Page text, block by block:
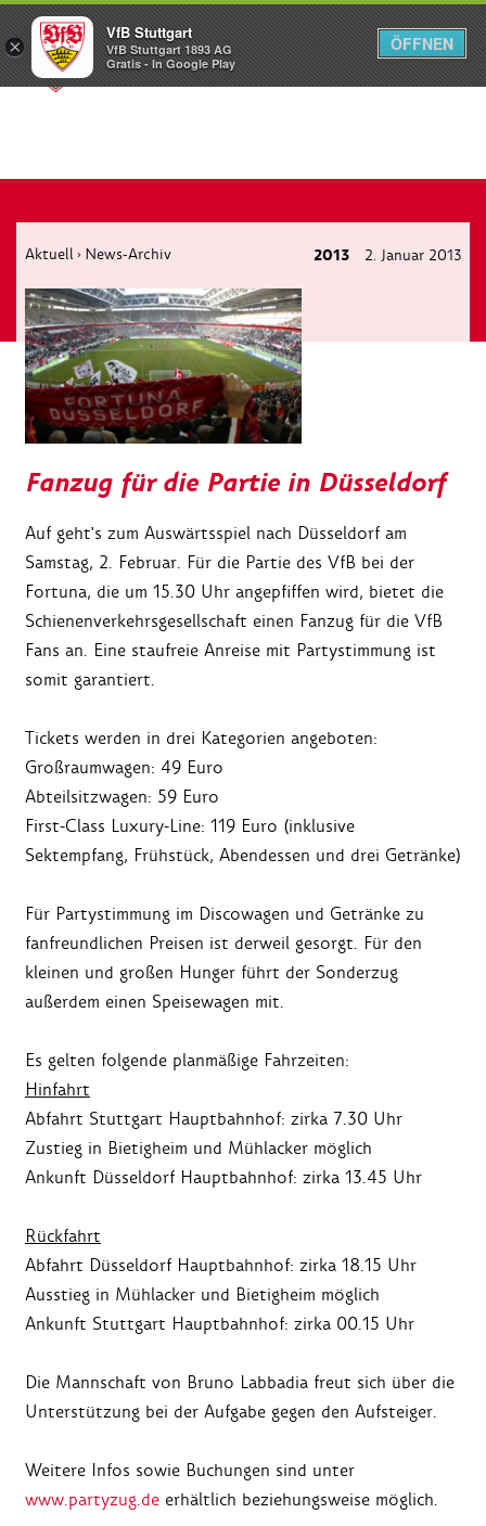
Menü
Aktuell › News-Archiv 2013 2. Januar 2013
Fanzug für die Partie in Düsseldorf
Auf geht's zum Auswärtsspiel nach Düsseldorf am
Samstag, 2. Februar. Für die Partie des VfB bei der
Fortuna, die um 15.30 Uhr angepfiffen wird, bietet die
Schienenverkehrsgesellschaft einen Fanzug für die VfB
Fans an. Eine staufreie Anreise mit Partystimmung ist
somit garantiert.
Tickets werden in drei Kategorien angeboten:
Großraumwagen: 49 Euro
Abteilsitzwagen: 59 Euro
First-Class Luxury-Line: 119 Euro (inklusive
Sektempfang, Frühstück, Abendessen und drei Getränke)
Für Partystimmung im Discowagen und Getränke zu
fanfreundlichen Preisen ist derweil gesorgt. Für den
kleinen und großen Hunger führt der Sonderzug
außerdem einen Speisewagen mit.
Es gelten folgende planmäßige Fahrzeiten:
Hinfahrt
Abfahrt Stuttgart Hauptbahnhof: zirka 7.30 Uhr
Zustieg in Bietigheim und Mühlacker möglich
Ankunft Düsseldorf Hauptbahnhof: zirka 13.45 Uhr
Rückfahrt
Abfahrt Düsseldorf Hauptbahnhof: zirka 18.15 Uhr
Ausstieg in Mühlacker und Bietigheim möglich
Ankunft Stuttgart Hauptbahnhof: zirka 00.15 Uhr
Die Mannschaft von Bruno Labbadia freut sich über die
Unterstützung bei der Aufgabe gegen den Aufsteiger.
Weitere Infos sowie Buchungen sind unter
www.partyzug.de erhältlich beziehungsweise möglich.
×
VfB Stuttgart
VfB Stuttgart 1893 AG
Gratis - In Google Play
ÖFFNEN